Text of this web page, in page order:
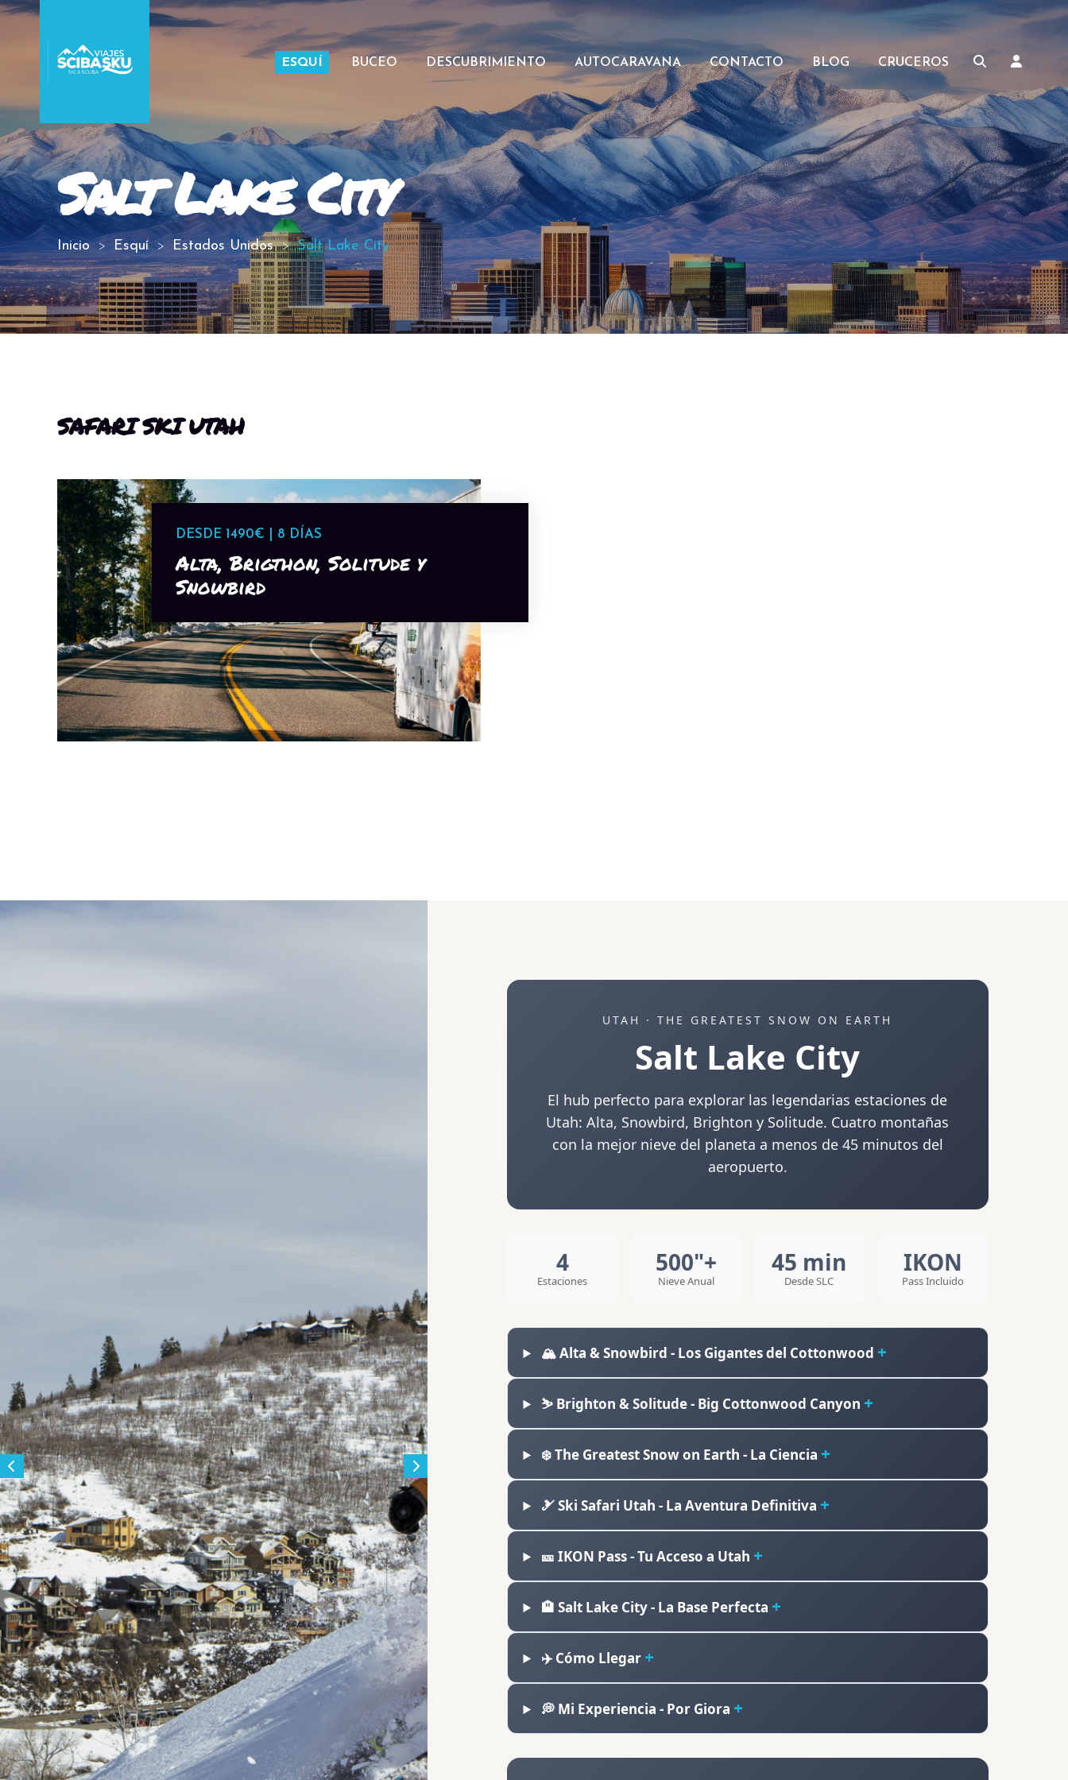
ESQUÍ BUCEO DESCUBRIMIENTO AUTOCARAVANA CONTACTO BLOG CRUCEROS
Salt Lake City
Inicio Esquí Estados Unidos Salt Lake City
SAFARI SKI UTAH
DESDE 1490€ | 8 DÍAS
Alta, Brigthon, Solitude y
Snowbird
UTAH · THE GREATEST SNOW ON EARTH
Salt Lake City
El hub perfecto para explorar las legendarias estaciones de
Utah: Alta, Snowbird, Brighton y Solitude. Cuatro montañas
con la mejor nieve del planeta a menos de 45 minutos del
aeropuerto.
4
Estaciones
500"+
Nieve Anual
45 min
Desde SLC
IKON
Pass Incluido
🏔️ Alta & Snowbird - Los Gigantes del Cottonwood
⛷️ Brighton & Solitude - Big Cottonwood Canyon
❄️ The Greatest Snow on Earth - La Ciencia
🎿 Ski Safari Utah - La Aventura Definitiva
🎫 IKON Pass - Tu Acceso a Utah
🏨 Salt Lake City - La Base Perfecta
✈️ Cómo Llegar
💭 Mi Experiencia - Por Giora